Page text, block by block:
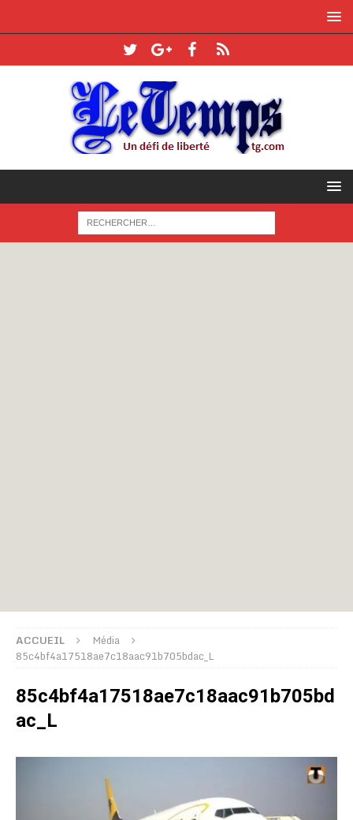
ACCUEIL
Média
85c4bf4a17518ae7c18aac91b705bdac_L
85c4bf4a17518ae7c18aac91b705bd
ac_L